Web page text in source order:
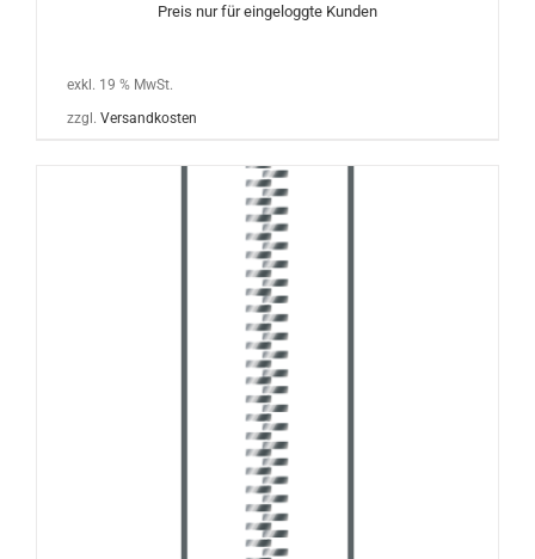
Preis nur für eingeloggte Kunden
exkl. 19 % MwSt.
zzgl. Versandkosten